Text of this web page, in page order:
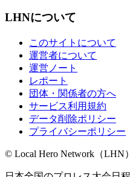
LHNについて
このサイトについて
運営者について
運営ノート
レポート
団体・関係者の方へ
サービス利用規約
データ削除ポリシー
プライバシーポリシー
© Local Hero Network（LHN）